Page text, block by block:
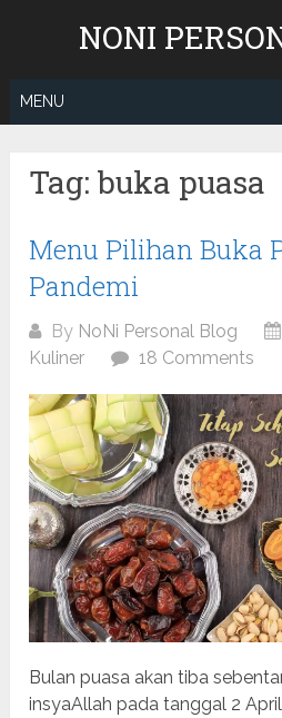
NONI
MENU
Tag:buka puasa
Menu Pilihan Buka
Pandemi
By NoNi Personal Blog
Kuliner
18 Comments
Bulan puasa akan tiba
insyaAllah pada tanggal 2